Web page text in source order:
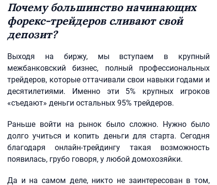
Почему большинство начинающих
форекс-трейдеров сливают свой
депозит?
Выходя на биржу, мы вступаем в крупный
межбанковский бизнес, полный профессиональных
трейдеров, которые оттачивали свои навыки годами и
десятилетиями. Именно эти 5% крупных игроков
«съедают» деньги остальных 95% трейдеров.
Раньше войти на рынок было сложно. Нужно было
долго учиться и копить деньги для старта. Сегодня
благодаря онлайн-трейдингу такая возможность
появилась, грубо говоря, у любой домохозяйки.
Да и на самом деле, никто не заинтересован в том,